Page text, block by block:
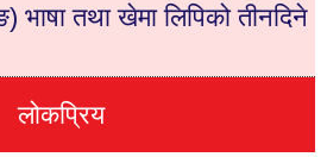
लोकप्रिय
भाषा तथा खेमा लिपिको तीनदिने